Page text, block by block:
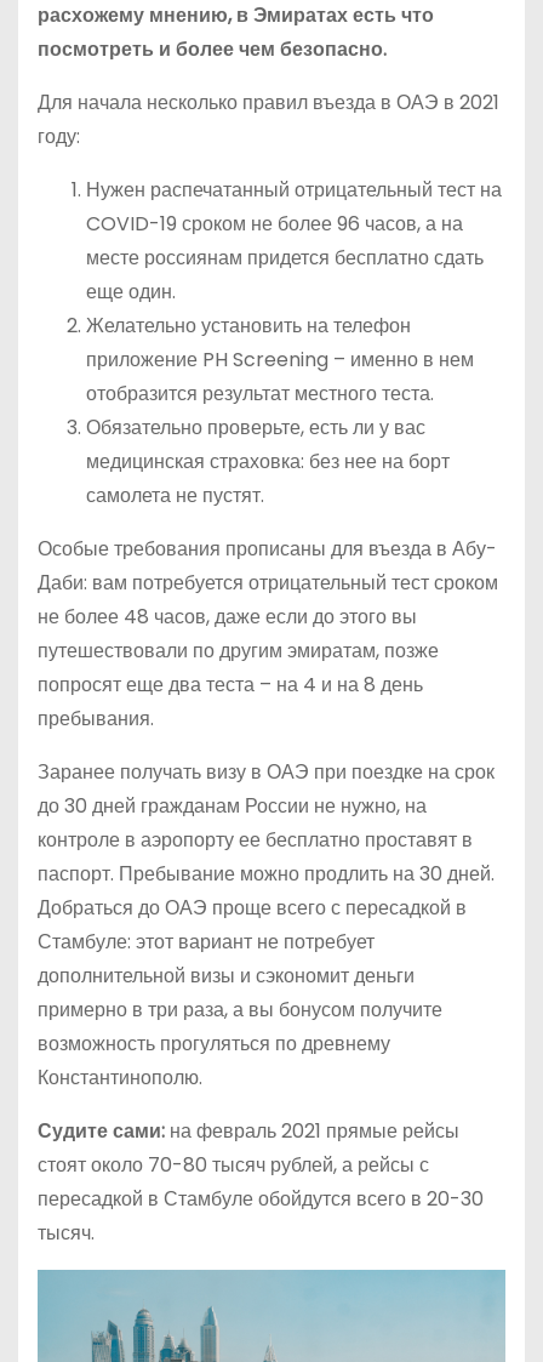
расхожему мнению, в Эмиратах есть что
посмотреть и более чем безопасно.
Для начала несколько правил въезда в ОАЭ в 2021
году:
Нужен распечатанный отрицательный тест на
COVID-19 сроком не более 96 часов, а на
месте россиянам придется бесплатно сдать
еще один.
Желательно установить на телефон
приложение PH Screening – именно в нем
отобразится результат местного теста.
Обязательно проверьте, есть ли у вас
медицинская страховка: без нее на борт
самолета не пустят.
Особые требования прописаны для въезда в Абу-
Даби: вам потребуется отрицательный тест сроком
не более 48 часов, даже если до этого вы
путешествовали по другим эмиратам, позже
попросят еще два теста – на 4 и на 8 день
пребывания.
Заранее получать визу в ОАЭ при поездке на срок
до 30 дней гражданам России не нужно, на
контроле в аэропорту ее бесплатно проставят в
паспорт. Пребывание можно продлить на 30 дней.
Добраться до ОАЭ проще всего с пересадкой в
Стамбуле: этот вариант не потребует
дополнительной визы и сэкономит деньги
примерно в три раза, а вы бонусом получите
возможность прогуляться по древнему
Константинополю.
Судите сами: на февраль 2021 прямые рейсы
стоят около 70-80 тысяч рублей, а рейсы с
пересадкой в Стамбуле обойдутся всего в 20-30
тысяч.